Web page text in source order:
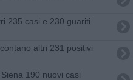
235 casi e 230 guariti
altri 231 positivi
190 nuovi casi